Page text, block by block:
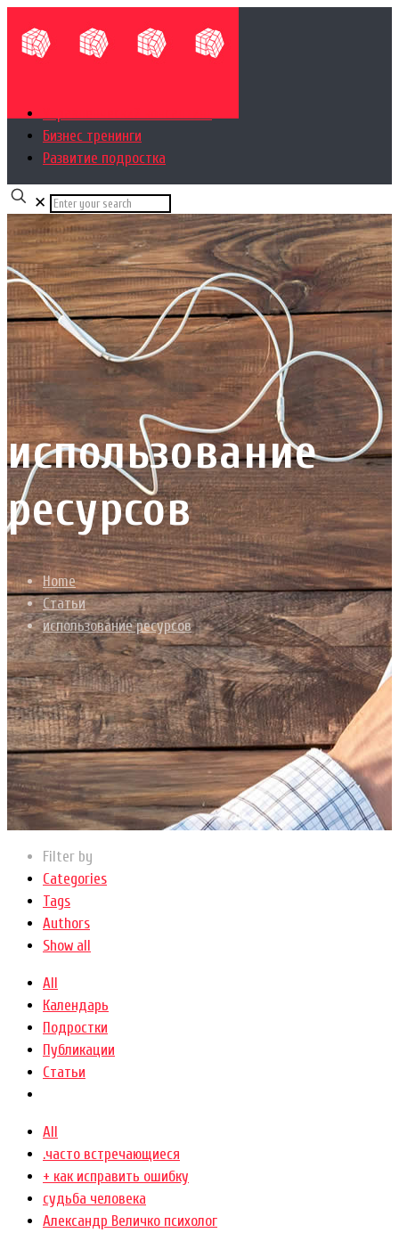
Бизнес тренинги
Развитие подростка
✕
использование
ресурсов
Home
Статьи
использование ресурсов
Filter by
Categories
Tags
Authors
Show all
All
Календарь
Подростки
Публикации
Статьи
All
.часто встречающиеся
+ как исправить ошибку
cудьба человека
Александр Величко психолог